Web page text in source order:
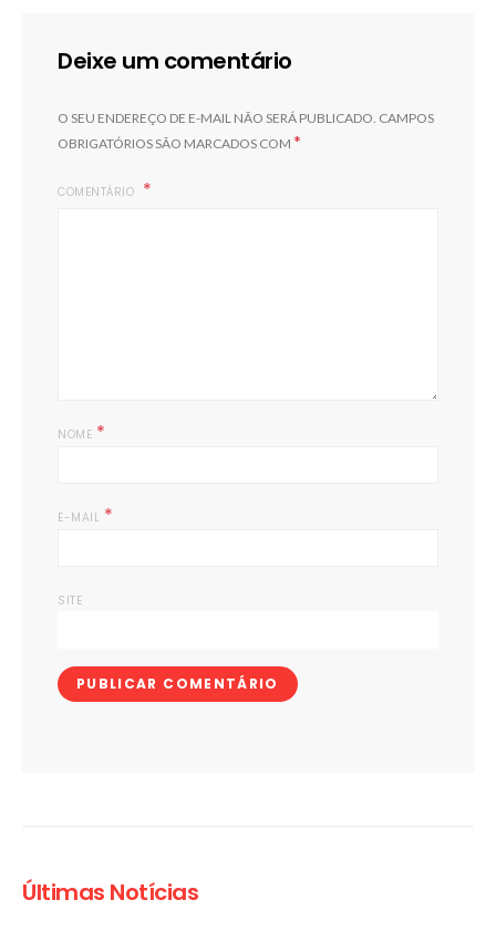
Deixe um comentário
O SEU ENDEREÇO DE E-MAIL NÃO SERÁ PUBLICADO. CAMPOS
OBRIGATÓRIOS SÃO MARCADOS COM *
COMENTÁRIO
NOME *
E-MAIL *
SITE
Últimas Notícias